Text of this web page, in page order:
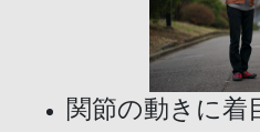
関節の動きに着